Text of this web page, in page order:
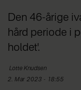
Den 46-årige
hård periode i
holdet'.
Lotte Knudsen
2. Mar 2023 - 18:55